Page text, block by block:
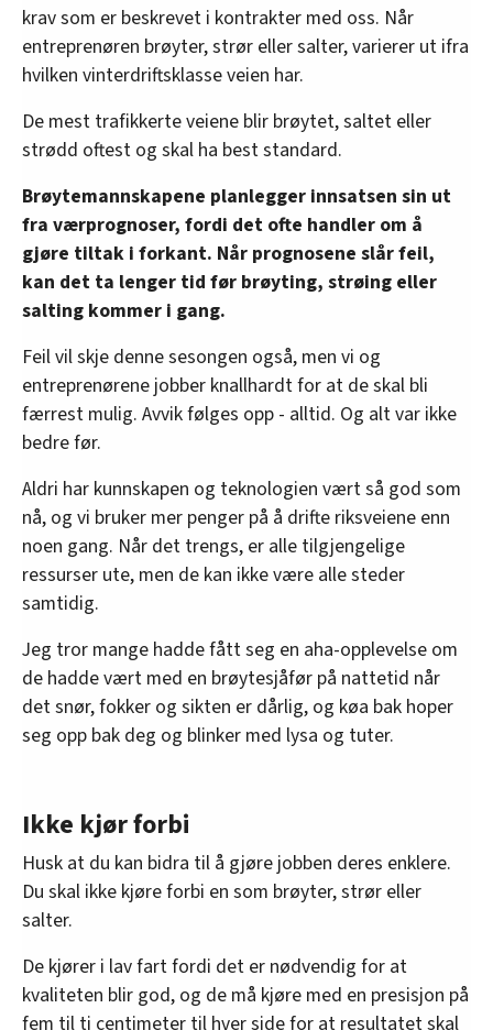
krav som er beskrevet i kontrakter med oss. Når
entreprenøren brøyter, strør eller salter, varierer ut ifra
hvilken vinterdriftsklasse veien har.
De mest trafikkerte veiene blir brøytet, saltet eller
strødd oftest og skal ha best standard.
Brøytemannskapene planlegger innsatsen sin ut
fra værprognoser, fordi det ofte handler om å
gjøre tiltak i forkant. Når prognosene slår feil,
kan det ta lenger tid før brøyting, strøing eller
salting kommer i gang.
Feil vil skje denne sesongen også, men vi og
entreprenørene jobber knallhardt for at de skal bli
færrest mulig. Avvik følges opp - alltid. Og alt var ikke
bedre før.
Aldri har kunnskapen og teknologien vært så god som
nå, og vi bruker mer penger på å drifte riksveiene enn
noen gang. Når det trengs, er alle tilgjengelige
ressurser ute, men de kan ikke være alle steder
samtidig.
Jeg tror mange hadde fått seg en aha-opplevelse om
de hadde vært med en brøytesjåfør på nattetid når
det snør, fokker og sikten er dårlig, og køa bak hoper
seg opp bak deg og blinker med lysa og tuter.
Ikke kjør forbi
Husk at du kan bidra til å gjøre jobben deres enklere.
Du skal ikke kjøre forbi en som brøyter, strør eller
salter.
De kjører i lav fart fordi det er nødvendig for at
kvaliteten blir god, og de må kjøre med en presisjon på
fem til ti centimeter til hver side for at resultatet skal